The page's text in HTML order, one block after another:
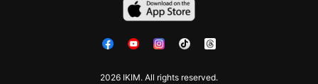
2026 IKIM. All rights reserved.